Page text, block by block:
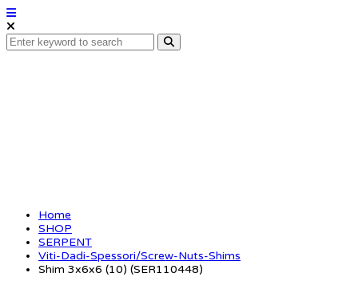
Home
SHOP
SERPENT
Viti-Dadi-Spessori/Screw-Nuts-Shims
Shim 3x6x6 (10) (SER110448)